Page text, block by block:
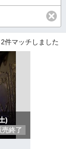
2件マッチしました
)
売終了